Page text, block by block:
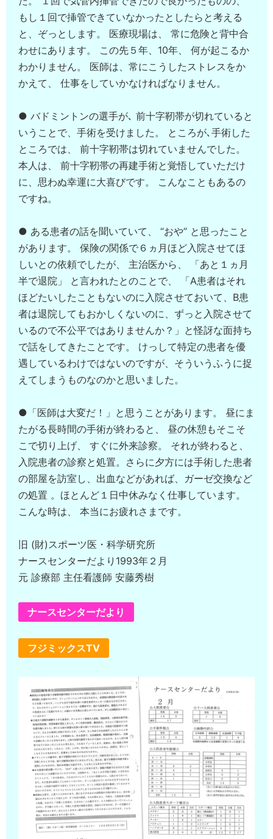
もし１回で挿管できていなかったとしたらと考える
と、ぞっとします。 医療現場は、 常に危険と背中合
わせにあります。 この先５年、10年、 何が起こるか
わかりません。 医師は、常にこうしたストレスをか
かえて、 仕事をしていかなければなりません。
● バドミントンの選手が､ 前十字靭帯が切れていると
いうことで、手術を受けました。 ところが､手術した
ところでは、 前十字靭帯は切れていませんでした。
本人は、 前十字靭帯の再建手術と覚悟していただけ
に、思わぬ幸運に大喜びです。 こんなこともあるの
ですね。
● ある患者の話を聞いていて、 “おや” と思ったこと
があります。 保険の関係で６ヵ月ほど入院させてほ
しいとの依頼でしたが、 主治医から、 「あと１ヵ月
半で退院」 と言われたとのことで、 「A患者はそれ
ほどたいしたこともないのに入院させておいて、B患
者は退院してもおかしくないのに、ずっと入院させて
いるので不公平ではありませんか？」と怪訝な面持ち
で話をしてきたことです。 けっして特定の患者を優
遇しているわけではないのですが、そういうふうに捉
えてしまうものなのかと思いました。
●「医師は大変だ！」と思うことがあります。 昼にま
たがる長時間の手術が終わると、 昼の休憩もそこそ
こで切り上げ、 すぐに外来診察。 それが終わると、
入院患者の診察と処置。さらに夕方には手術した患者
の部屋を訪室し、出血などがあれば、ガーゼ交換など
の処置 。ほとんど１日中休みなく仕事しています。
こんな時は、 本当にお疲れさまです。
旧 (財)スポーツ医・科学研究所
ナースセンターだより1993年２月
元 診療部 主任看護師 安藤秀樹
ナースセンターだより
フジミックスTV